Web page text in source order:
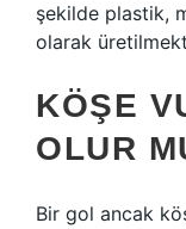
şekilde plastik,
olarak
KÖŞE
OLUR
Bir gol ancak